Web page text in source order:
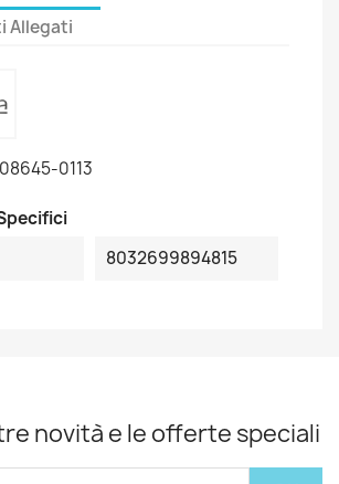
Allegati
08645-0113
8032699894815
novità e le offerte speciali